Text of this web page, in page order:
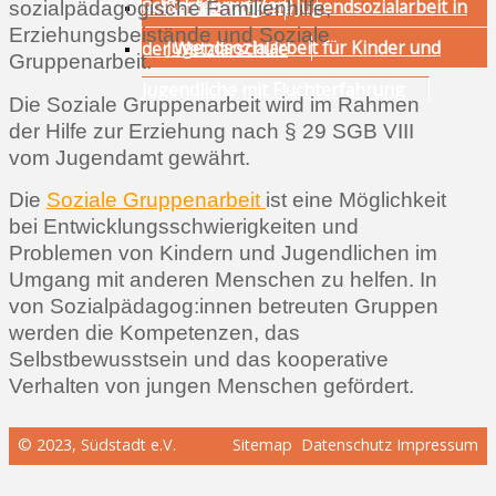
Sekundarstufe
Schulbezogene Jugendsozialarbeit in
der Wetzlarschule
Jugendsozialarbeit für Kinder und
mit Fluchterfahrung(en)
sozialpädagogische Familienhilfe,
Erziehungsbeistände und Soziale
Gruppenarbeit.
Die Soziale Gruppenarbeit wird im Rahmen
der Hilfe zur Erziehung nach § 29 SGB VIII
vom Jugendamt gewährt.
Die Soziale Gruppenarbeit ist eine Möglichkeit
bei Entwicklungsschwierigkeiten und
Problemen von Kindern und Jugendlichen im
Umgang mit anderen Menschen zu helfen. In
von Sozialpädagog:innen betreuten Gruppen
werden die Kompetenzen, das
Selbstbewusstsein und das kooperative
Verhalten von jungen Menschen gefördert.
© 2023, Südstadt e.V. Sitemap Datenschutz Impressum